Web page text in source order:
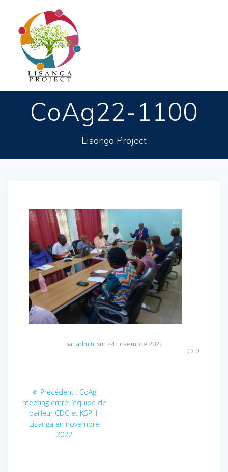
CoAg22-1100
Lisanga Project
paradmin sur 24 novembre 2022
0
Navigation
de
l’article
Précédent : Article
précédent
:
CoAg
meeting entre l’équipe de
bailleur CDC et KSPH-
Lisanga en novembre
2022